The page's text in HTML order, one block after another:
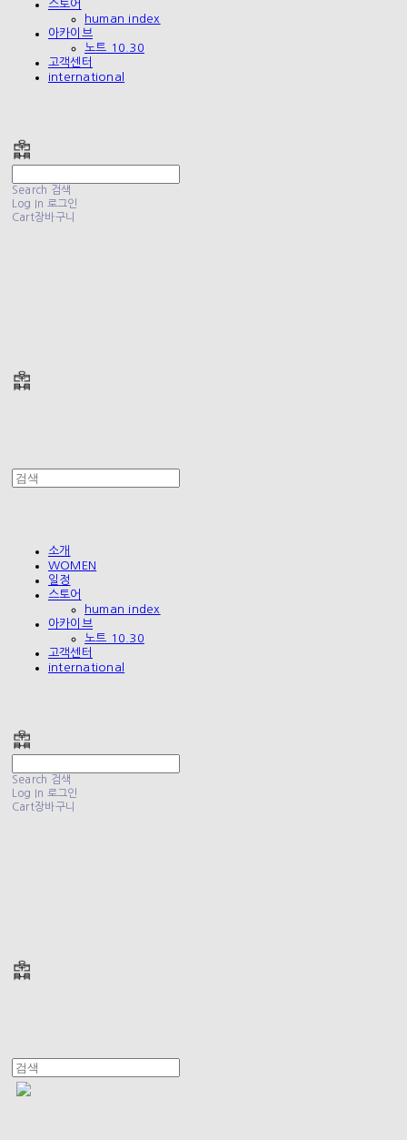
스토어
human index
아카이브
노트 10.30
고객센터
international
Search 검색
Log In 로그인
Cart장바구니
소개
WOMEN
일정
스토어
human index
아카이브
노트 10.30
고객센터
international
Search 검색
Log In 로그인
Cart장바구니